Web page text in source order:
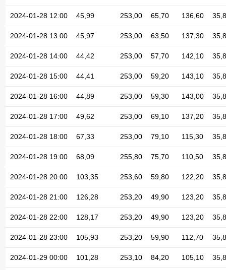
2024-01-28 12:00 45,99 253,00 65,70 136,60
2024-01-28 13:00 45,97 253,00 63,50 137,30
2024-01-28 14:00 44,42 253,00 57,70 142,10
2024-01-28 15:00 44,41 253,00 59,20 143,10
2024-01-28 16:00 44,89 253,00 59,30 143,00
2024-01-28 17:00 49,62 253,00 69,10 137,20
2024-01-28 18:00 67,33 253,00 79,10 115,30
2024-01-28 19:00 68,09 255,80 75,70 110,50
2024-01-28 20:00 103,35 253,60 59,80 122,20
2024-01-28 21:00 126,28 253,20 49,90 123,20
2024-01-28 22:00 128,17 253,20 49,90 123,20
2024-01-28 23:00 105,93 253,20 59,90 112,70
2024-01-29 00:00 101,28 253,10 84,20 105,10